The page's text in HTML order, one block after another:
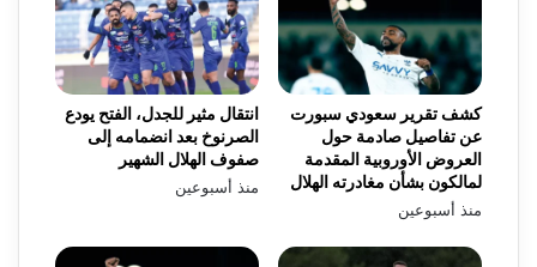
انتقال مثير للجدل، الفتح يودع
الصرنوخ بعد انضمامه إلى
صفوف الهلال الشهير
منذ أسبوعين
كشف تقرير سعودي سبورت
عن تفاصيل صادمة حول
العروض الأوروبية المقدمة
لمالكون بشأن مغادرته الهلال
منذ أسبوعين